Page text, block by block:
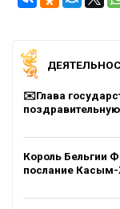
✉️Глава
Король Бельгии
послание